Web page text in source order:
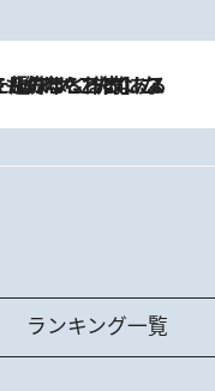
ランキング一覧